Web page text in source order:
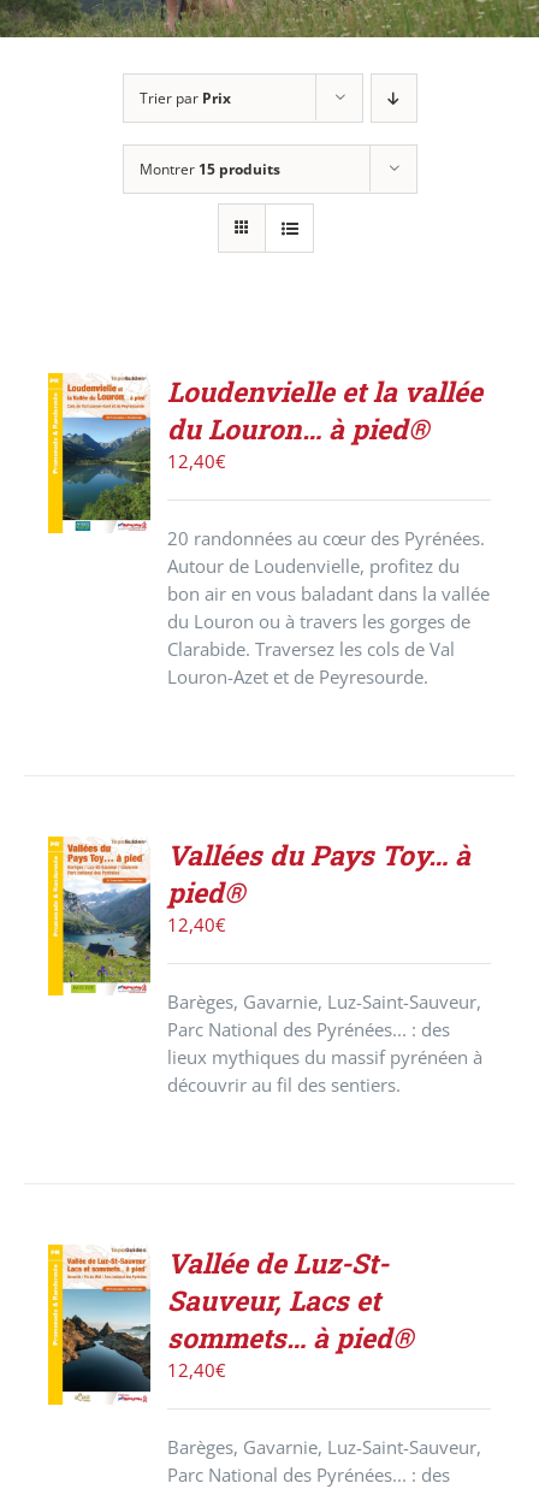
Trier par Prix
Montrer 15 produits
ACHETER
LE
PRODUIT
/
DÉTAILS
Loudenvielle et la vallée
du Louron… à pied®
12,40€
20 randonnées au cœur des Pyrénées.
Autour de Loudenvielle, profitez du
bon air en vous baladant dans la vallée
du Louron ou à travers les gorges de
Clarabide. Traversez les cols de Val
Louron-Azet et de Peyresourde.
ACHETER
LE
PRODUIT
/
DÉTAILS
Vallées du Pays Toy… à
pied®
12,40€
Barèges, Gavarnie, Luz-Saint-Sauveur,
Parc National des Pyrénées... : des
lieux mythiques du massif pyrénéen à
découvrir au fil des sentiers.
ACHETER
LE
PRODUIT
/
DÉTAILS
Vallée de Luz-St-
Sauveur, Lacs et
sommets… à pied®
12,40€
Barèges, Gavarnie, Luz-Saint-Sauveur,
Parc National des Pyrénées... : des